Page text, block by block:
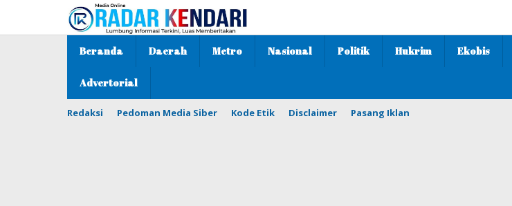
konten
Beranda Daerah Metro Nasional Politik Hukrim Ekobis
Advertorial
Redaksi Pedoman Media Siber Kode Etik Disclaimer Pasang Iklan